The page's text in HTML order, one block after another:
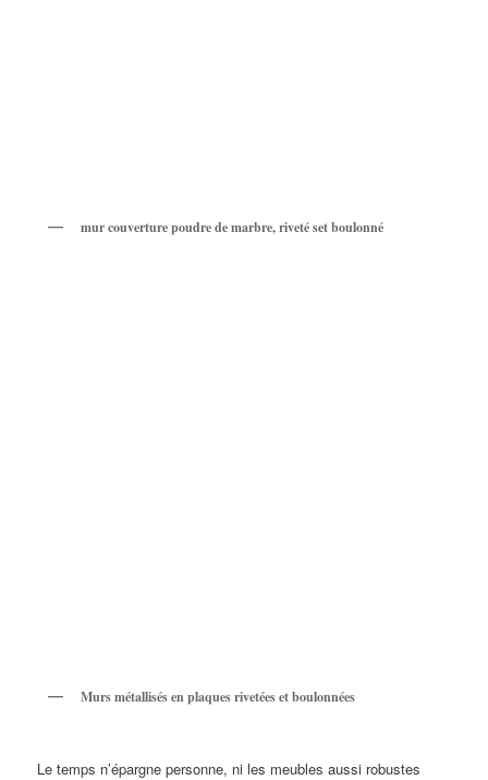
mur couverture poudre de marbre, riveté set boulonné
Murs métallisés en plaques rivetées et boulonnées
Le temps n’épargne personne, ni les meubles aussi robustes